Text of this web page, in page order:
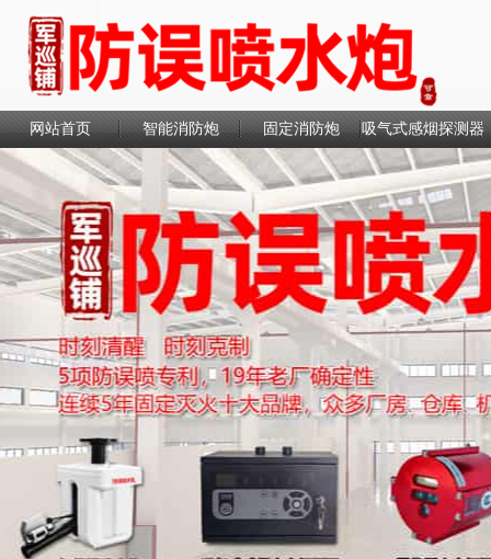
网站首页 智能消防炮 固定消防炮 吸气式感烟探测器
联系我们